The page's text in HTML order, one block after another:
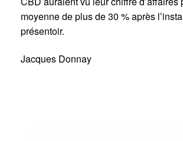
moyenne de plus de 30 % après
présentoir.
Jacques Donnay